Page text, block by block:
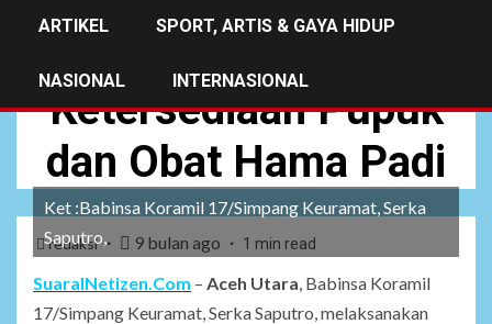
ARTIKEL SPORT, ARTIS & GAYA HIDUP
NASIONAL INTERNASIONAL
Ketersediaan Pupuk
dan Obat Hama Padi
redaksi 9 bulan ago 1 min read
Ket :Babinsa Koramil 17/Simpang Keuramat, Serka
Saputro,
SuaraINetizen.Com – Aceh Utara, Babinsa Koramil
17/Simpang Keuramat, Serka Saputro, melaksanakan